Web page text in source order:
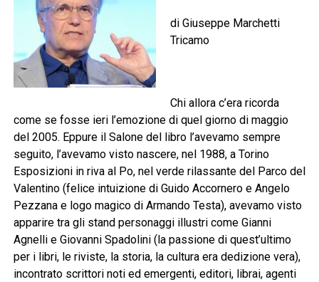
di Giuseppe Marchetti
Tricamo
Chi allora c’era ricorda
come se fosse ieri l’emozione di quel giorno di maggio
del 2005. Eppure il Salone del libro l’avevamo sempre
seguito, l’avevamo visto nascere, nel 1988, a Torino
Esposizioni in riva al Po, nel verde rilassante del Parco del
Valentino (felice intuizione di Guido Accornero e Angelo
Pezzana e logo magico di Armando Testa), avevamo visto
apparire tra gli stand personaggi illustri come Gianni
Agnelli e Giovanni Spadolini (la passione di quest’ultimo
per i libri, le riviste, la storia, la cultura era dedizione vera),
incontrato scrittori noti ed emergenti, editori, librai, agenti